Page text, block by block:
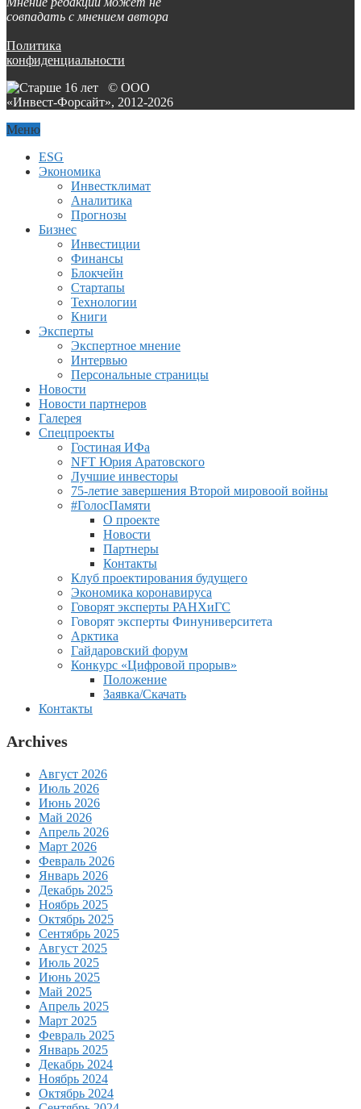
совпадать с мнением автора
Политика
конфиденциальности
© ООО
«Инвест-Форсайт», 2012-2026
Меню
ESG
Экономика
Инвестклимат
Аналитика
Прогнозы
Бизнес
Инвестиции
Финансы
Блокчейн
Стартапы
Технологии
Книги
Эксперты
Экспертное мнение
Интервью
Персональные страницы
Новости
Новости партнеров
Галерея
Спецпроекты
Гостиная ИФа
NFT Юрия Аратовского
Лучшие инвесторы
75-летие завершения Второй мировоой войны
#ГолосПамяти
О проекте
Новости
Партнеры
Контакты
Клуб проектирования будущего
Экономика коронавируса
Говорят эксперты РАНХиГС
Говорят эксперты Финуниверситета
Арктика
Гайдаровский форум
Конкурс «Цифровой прорыв»
Положение
Заявка/Скачать
Контакты
Archives
Август 2026
Июль 2026
Июнь 2026
Май 2026
Апрель 2026
Март 2026
Февраль 2026
Январь 2026
Декабрь 2025
Ноябрь 2025
Октябрь 2025
Сентябрь 2025
Август 2025
Июль 2025
Июнь 2025
Май 2025
Апрель 2025
Март 2025
Февраль 2025
Январь 2025
Декабрь 2024
Ноябрь 2024
Октябрь 2024